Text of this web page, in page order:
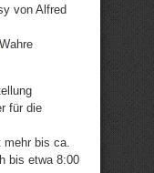
von Alfred
Wahre
für die
bis ca.
bis etwa 8:00